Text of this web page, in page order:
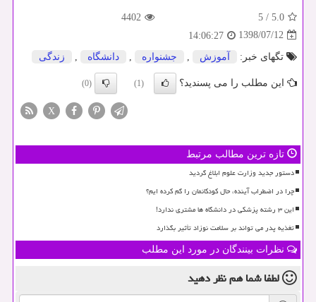
5.0
/
5
4402
1398/07/12
14:06:27
تگهای خبر:
آموزش , جشنواره , دانشگاه , زندگی
این مطلب را می پسندید؟ (1)
(0)
X
تازه ترین مطالب مرتبط
دستور جدید وزارت علوم ابلاغ گردید
چرا در اضطراب آینده، حال کودکانمان را گم کرده ایم؟
این ۳ رشته پزشکی در دانشگاه ها مشتری ندارد!
تغذیه پدر می تواند بر سلامت نوزاد تأثیر بگذارد
نظرات بینندگان در مورد این مطلب
لطفا شما همنظر دهید